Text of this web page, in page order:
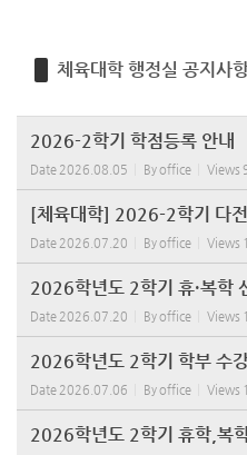
체육대학 행정실 공지사
2026-2학기 학점등록 안내
Date 2026.08.05 Byoffice Views
[체육대학] 2026-2학기 다
Date 2026.07.20 Byoffice Views
2026학년도 2학기 휴·복학
Date 2026.07.20 Byoffice Views
2026학년도 2학기 학부 수
Date 2026.07.06 Byoffice Views
2026학년도 2학기 휴학,복